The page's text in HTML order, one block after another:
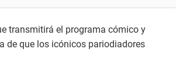
transmitirá el programa cómico y
de que los icónicos pariodiadores